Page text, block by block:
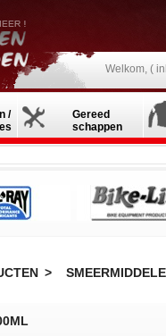
Welkom, (
/
Gereed
schappen
>